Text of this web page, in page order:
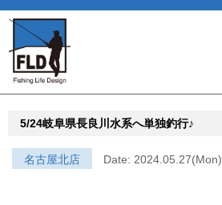
5/24岐阜県長良川水系へ単独釣行♪
名古屋北店 Date: 2024.05.27(Mon)